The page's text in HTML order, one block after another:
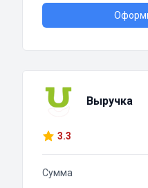
Выручка
3.3
Сумма